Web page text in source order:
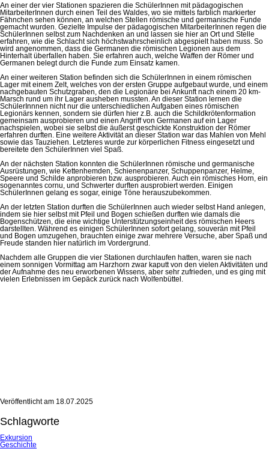
An einer der vier Stationen spazieren die SchülerInnen mit pädagogischen
MitarbeiterInnen durch einen Teil des Waldes, wo sie mittels farblich markierter
Fähnchen sehen können, an welchen Stellen römische und germanische Funde
gemacht wurden. Gezielte Impulse der pädagogischen MitarbeiterInnen regen die
SchülerInnen selbst zum Nachdenken an und lassen sie hier an Ort und Stelle
erfahren, wie die Schlacht sich höchstwahrscheinlich abgespielt haben muss. So
wird angenommen, dass die Germanen die römischen Legionen aus dem
Hinterhalt überfallen haben. Sie erfahren auch, welche Waffen der Römer und
Germanen belegt durch die Funde zum Einsatz kamen.
An einer weiteren Station befinden sich die SchülerInnen in einem römischen
Lager mit einem Zelt, welches von der ersten Gruppe aufgebaut wurde, und einem
nachgebauten Schutzgraben, den die Legionäre bei Ankunft nach einem 20 km-
Marsch rund um ihr Lager ausheben mussten. An dieser Station lernen die
SchülerInnnen nicht nur die unterschiedlichen Aufgaben eines römischen
Legionärs kennen, sondern sie dürfen hier z.B. auch die Schildkrötenformation
gemeinsam ausprobieren und einen Angriff von Germanen auf ein Lager
nachspielen, wobei sie selbst die äußerst geschickte Konstruktion der Römer
erfahren durften. Eine weitere Aktivität an dieser Station war das Mahlen von Mehl
sowie das Tauziehen. Letzteres wurde zur körperlichen Fitness eingesetzt und
bereitete den SchülerInnen viel Spaß.
An der nächsten Station konnten die SchülerInnen römische und germanische
Ausrüstungen, wie Kettenhemden, Schienenpanzer, Schuppenpanzer, Helme,
Speere und Schilde anprobieren bzw. ausprobieren. Auch ein römisches Horn, ein
sogenanntes cornu, und Schwerter durften ausprobiert werden. Einigen
SchülerInnen gelang es sogar, einige Töne herauszubekommen.
An der letzten Station durften die SchülerInnen auch wieder selbst Hand anlegen,
indem sie hier selbst mit Pfeil und Bogen schießen durften wie damals die
Bogenschützen, die eine wichtige Unterstützungseinheit des römischen Heers
darstellten. Während es einigen SchülerInnen sofort gelang, souverän mit Pfeil
und Bogen umzugehen, brauchten einige zwar mehrere Versuche, aber Spaß und
Freude standen hier natürlich im Vordergrund.
Nachdem alle Gruppen die vier Stationen durchlaufen hatten, waren sie nach
einem sonnigen Vormittag am Harzhorn zwar kaputt von den vielen Aktivitäten und
der Aufnahme des neu erworbenen Wissens, aber sehr zufrieden, und es ging mit
vielen Erlebnissen im Gepäck zurück nach Wolfenbüttel.
Veröffentlicht am 18.07.2025
Schlagworte
Exkursion
Geschichte